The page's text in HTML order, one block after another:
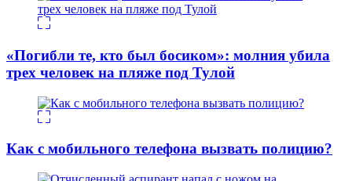
«Погибли те, кто был босиком»: молния убила
трех человек на пляже под Тулой
Как с мобильного телефона вызвать полицию?